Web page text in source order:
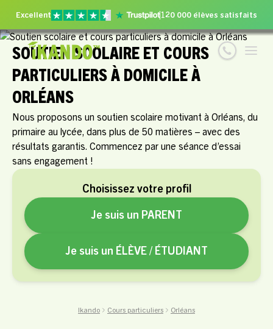
Excellent 120 000 élèves satisfaits
Ikando Cours particuliers Orléans
SOUTIEN SCOLAIRE ET COURS
PARTICULIERS À DOMICILE À
ORLÉANS
Nous proposons un soutien scolaire motivant à Orléans, du
primaire au lycée, dans plus de 50 matières – avec des
résultats garantis. Commencez par une séance d’essai
sans engagement !
Choisissez votre profil
Je suis un PARENT
Je suis un ÉLÈVE / ÉTUDIANT